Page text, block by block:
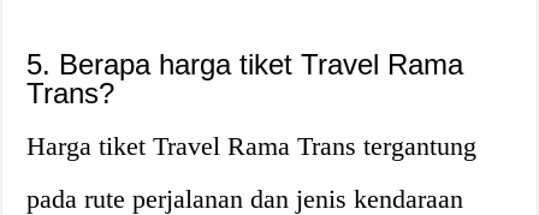
5. Berapa harga tiket Travel Rama
Trans?
Harga tiket Travel Rama Trans tergantung
pada rute perjalanan dan jenis kendaraan